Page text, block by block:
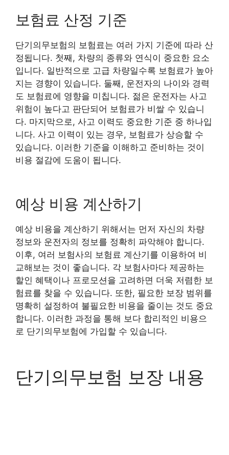
보험료 산정 기준
단기의무보험의 보험료는 여러 가지 기준에 따라 산
정됩니다. 첫째, 차량의 종류와 연식이 중요한 요소
입니다. 일반적으로 고급 차량일수록 보험료가 높아
지는 경향이 있습니다. 둘째, 운전자의 나이와 경력
도 보험료에 영향을 미칩니다. 젊은 운전자는 사고
위험이 높다고 판단되어 보험료가 비쌀 수 있습니
다. 마지막으로, 사고 이력도 중요한 기준 중 하나입
니다. 사고 이력이 있는 경우, 보험료가 상승할 수
있습니다. 이러한 기준을 이해하고 준비하는 것이
비용 절감에 도움이 됩니다.
예상 비용 계산하기
예상 비용을 계산하기 위해서는 먼저 자신의 차량
정보와 운전자의 정보를 정확히 파악해야 합니다.
이후, 여러 보험사의 보험료 계산기를 이용하여 비
교해보는 것이 좋습니다. 각 보험사마다 제공하는
할인 혜택이나 프로모션을 고려하면 더욱 저렴한 보
험료를 찾을 수 있습니다. 또한, 필요한 보장 범위를
명확히 설정하여 불필요한 비용을 줄이는 것도 중요
합니다. 이러한 과정을 통해 보다 합리적인 비용으
로 단기의무보험에 가입할 수 있습니다.
단기의무보험 보장 내용